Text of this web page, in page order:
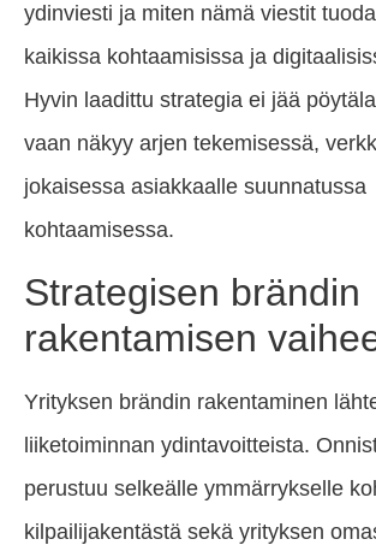
ydinviesti ja miten nämä viestit
kaikissa kohtaamisissa ja
Hyvin laadittu strategia ei jää
vaan näkyy arjen tekemisessä,
jokaisessa asiakkaalle suunnatussa
kohtaamisessa.
Strategisen brändin
rakentamisen
Yrityksen brändin rakentaminen
liiketoiminnan ydintavoitteista.
perustuu selkeälle ymmärrykselle
kilpailijakentästä sekä yrityksen